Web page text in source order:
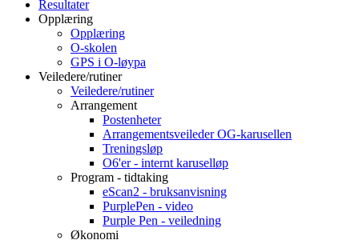
Resultater
Opplæring
Opplæring
O-skolen
GPS i O-løypa
Veiledere/rutiner
Veiledere/rutiner
Arrangement
Postenheter
Arrangementsveileder OG-karusellen
Treningsløp
O6'er - internt karuselløp
Program - tidtaking
eScan2 - bruksanvisning
PurplePen - video
Purple Pen - veiledning
Økonomi